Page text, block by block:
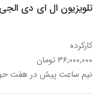
تلویزیون ال ای دی الجی ۴۳ اینچ هوشمند
کارکرده
۳۶,۰۰۰,۰۰۰ تومان
نیم ساعت پیش در هفت